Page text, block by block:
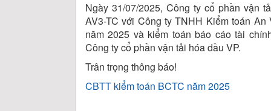
Ngày 31/07/2025, Công ty cổ phần vận
AV3-TC với Công ty TNHH Kiểm toán
năm 2025 và kiểm toán báo cáo tài
Công ty cổ phần vận tải hóa dầu VP.
Trân trọng thông báo!
CBTT kiểm toán BCTC năm 2025